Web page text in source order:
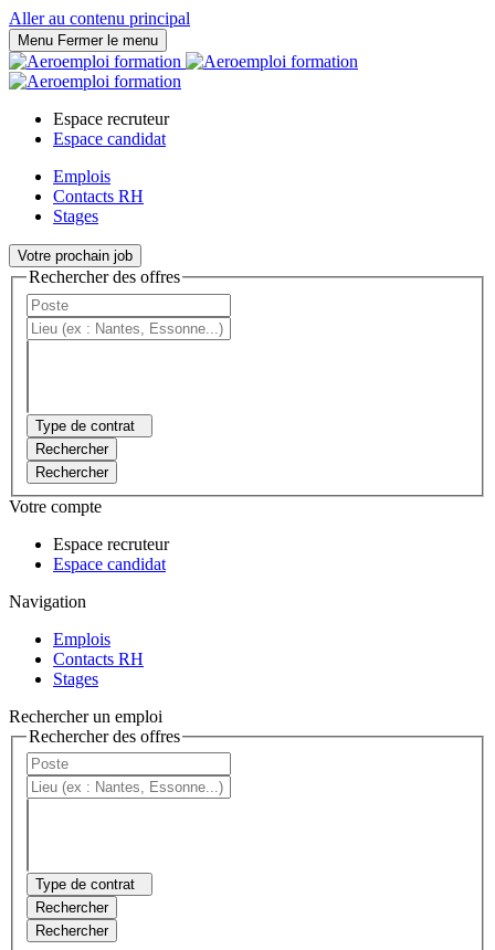
Aller au contenu principal
Menu Fermer le menu
Espace recruteur
Espace candidat
Emplois
Contacts RH
Stages
Votre prochain job
Rechercher des offres
Type de contrat
Rechercher
Rechercher
Votre compte
Espace recruteur
Espace candidat
Navigation
Emplois
Contacts RH
Stages
Rechercher un emploi
Rechercher des offres
Type de contrat
Rechercher
Rechercher
Panneau de gestion des cookies